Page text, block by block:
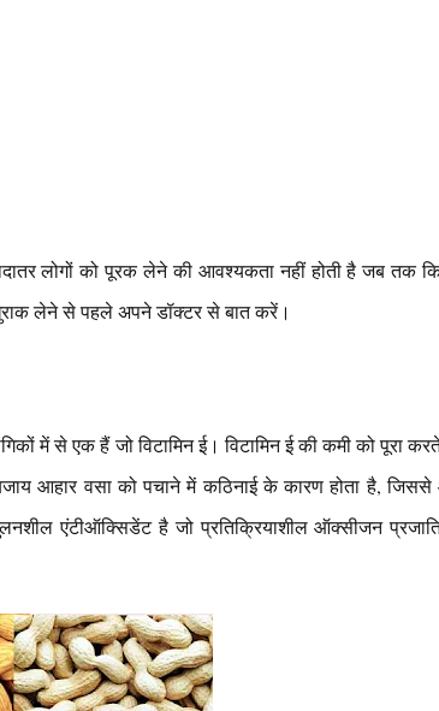
लोगों को पूरक लेने की आवश्यकता नहीं होती है जब तक
लेने से पहले अपने डॉक्टर से बात करें।
में से एक हैं जो विटामिन ई। विटामिन ई की कमी को पूरा
आहार वसा को पचाने में कठिनाई के कारण होता है,
एंटीऑक्सिडेंट है जो प्रतिक्रियाशील ऑक्सीजन